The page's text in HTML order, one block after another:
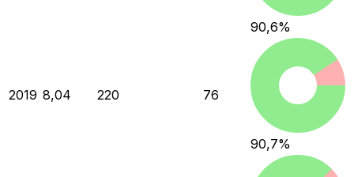
90,6%
2019 8,04 220 76
90,7%